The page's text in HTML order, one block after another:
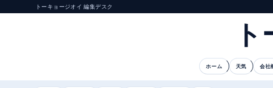
トーキョージオイ 編集デスク
ホーム 天気 会社